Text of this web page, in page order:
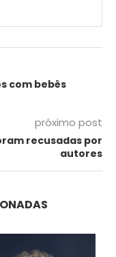
com bebês
próximo post
recusadas por
autores